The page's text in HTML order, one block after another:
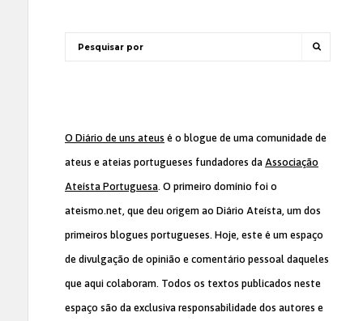
O Diário de uns ateus é o blogue de uma comunidade de
ateus e ateias portugueses fundadores da Associação
Ateísta Portuguesa. O primeiro domínio foi o
ateismo.net, que deu origem ao Diário Ateísta, um dos
primeiros blogues portugueses. Hoje, este é um espaço
de divulgação de opinião e comentário pessoal daqueles
que aqui colaboram. Todos os textos publicados neste
espaço são da exclusiva responsabilidade dos autores e